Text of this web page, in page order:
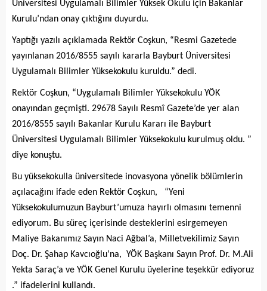
Üniversitesi Uygulamalı Bilimler Yüksek Okulu için Bakanlar
Kurulu’ndan onay çıktığını duyurdu.
Yaptığı yazılı açıklamada Rektör Coşkun, “Resmi Gazetede
yayınlanan 2016/8555 sayılı kararla Bayburt Üniversitesi
Uygulamalı Bilimler Yüksekokulu kuruldu.” dedi.
Rektör Coşkun, “Uygulamalı Bilimler Yüksekokulu YÖK
onayından geçmişti. 29678 Sayılı Resmî Gazete’de yer alan
2016/8555 sayılı Bakanlar Kurulu Kararı ile Bayburt
Üniversitesi Uygulamalı Bilimler Yüksekokulu kurulmuş oldu. ”
diye konuştu.
Bu yüksekokulla üniversitede inovasyona yönelik bölümlerin
açılacağını ifade eden Rektör Coşkun, “Yeni
Yüksekokulumuzun Bayburt’umuza hayırlı olmasını temenni
ediyorum. Bu süreç içerisinde desteklerini esirgemeyen
Maliye Bakanımız Sayın Naci Ağbal’a, Milletvekilimiz Sayın
Doç. Dr. Şahap Kavcıoğlu’na, YÖK Başkanı Sayın Prof. Dr. M.Ali
Yekta Saraç’a ve YÖK Genel Kurulu üyelerine teşekkür ediyoruz
.” ifadelerini kullandı.